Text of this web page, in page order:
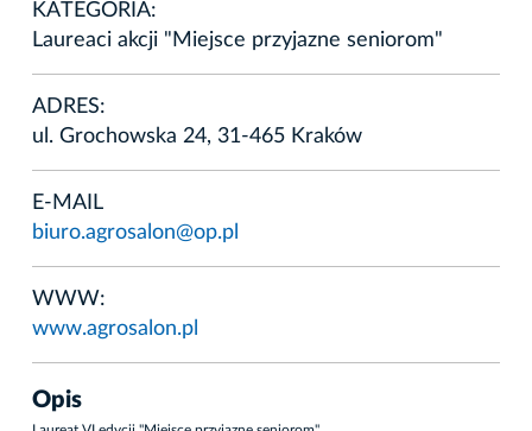
KATEGORIA:
Laureaci akcji "Miejsce przyjazne seniorom"
ADRES:
ul. Grochowska 24, 31-465 Kraków
E-MAIL
biuro.agrosalon@op.pl
WWW:
www.agrosalon.pl
Opis